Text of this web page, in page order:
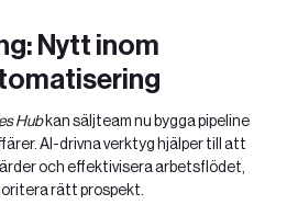
Nytt inom
Hubkan säljteam nu bygga pipeline
AI-drivna verktyg hjälper till att
och effektivisera arbetsflödet,
rätt prospekt.